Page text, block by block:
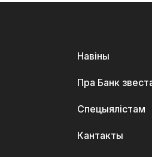
Навіны
Пра Банк
Спецыялістам
Кантакты